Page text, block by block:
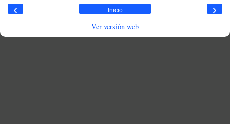
‹ ›
Inicio
Ver versión web